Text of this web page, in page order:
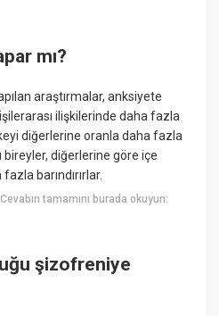
mı?
araştırmalar, anksiyete
ilişkilerinde daha fazla
diğerlerine oranla daha fazla
bireyler, diğerlerine göre içe
barındırırlar.
Cevabın tamamını burada okuyun:
şizofreniye